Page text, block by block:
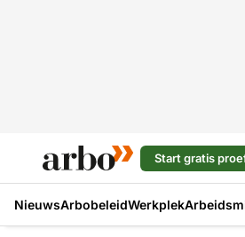
Start gratis
NieuwsArbobeleidWerkplek